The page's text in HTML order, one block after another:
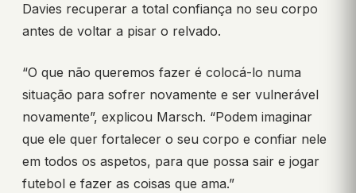
Davies recuperar a total confiança no seu corpo
antes de voltar a pisar o relvado.
“O que não queremos fazer é colocá-lo numa
situação para sofrer novamente e ser vulnerável
novamente”, explicou Marsch. “Podem imaginar
que ele quer fortalecer o seu corpo e confiar nele
em todos os aspetos, para que possa sair e jogar
futebol e fazer as coisas que ama.”